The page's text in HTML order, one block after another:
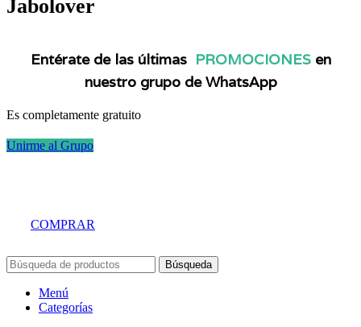
Jabolover
Entérate de las últimas PROMOCIONESen
nuestro grupo de WhatsApp
Es completamente gratuito
Unirme al Grupo
COMPRAR
Búsqueda
Menú
Categorías